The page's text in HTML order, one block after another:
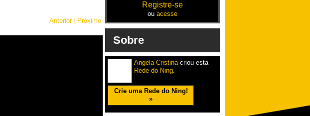
Anterior Próximo
Registre-se
ou acesse
Sobre
Angela Cristinacriou esta
Rede do Ning.
Crie uma Rede do Ning!
»